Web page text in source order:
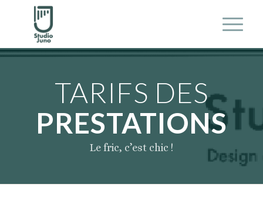
TARIFS DES
PRESTATIONS
Le fric, c’est chic !